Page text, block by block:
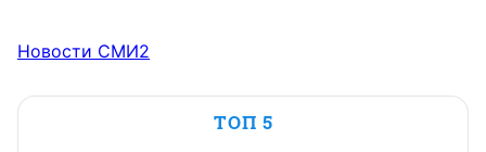
Новости СМИ2
ТОП 5